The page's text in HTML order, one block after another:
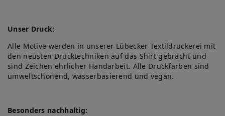
Unser Druck:
Alle Motive werden in unserer Lübecker Textildruckerei mit
den neusten Drucktechniken auf das Shirt gebracht und
sind Zeichen ehrlicher Handarbeit. Alle Druckfarben sind
umweltschonend, wasserbasierend und vegan.
Besonders nachhaltig: